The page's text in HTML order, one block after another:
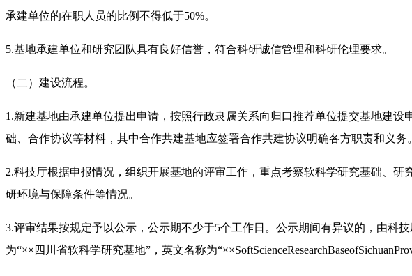
承建单位的在职人员的比例不得低于50%。
5.基地承建单位和研究团队具有良好信誉，符合科研诚信管理和科研伦理要求。
（二）建设流程。
1.新建基地由承建单位提出申请，按照行政隶属关系向归口推荐单位提交基地建
础、合作协议等材料，其中合作共建基地应签署合作共建协议明确各方职责和义
2.科技厅根据申报情况，组织开展基地的评审工作，重点考察软科学研究基础、
研环境与保障条件等情况。
3.评审结果按规定予以公示，公示期不少于5个工作日。公示期间有异议的，由科
为“××四川省软科学研究基地”，英文名称为